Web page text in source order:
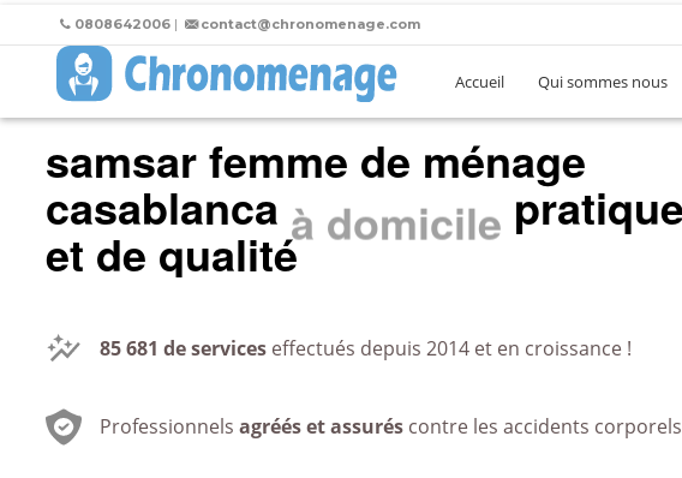
0808642006 | contact@chronomenage.com
Accueil Qui sommes nous
samsar femme de ménage
casablanca au bureaupratique
et de qualité
85 681 de services effectués depuis 2014 et en croissance !
Professionnels agréés et assurés contre les accidents corporels